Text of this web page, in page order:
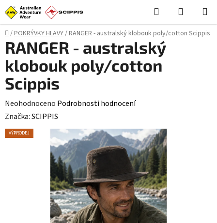
Přejít
na
obsah
Hledat
KOŠÍK
Domů
/POKRÝVKY HLAVY/RANGER - australský klobouk poly/cotton Scippis
RANGER - australský
klobouk poly/cotton
Scippis
Průměrné
hodnocení
produktu
Neohodnoceno Podrobnosti hodnocení
Značka:SCIPPIS
VÝPRODEJ